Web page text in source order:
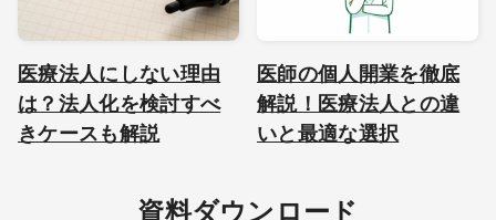
医療法人にしない理由
は？法人化を検討すべ
きケースも解説
医師の個人開業を徹底
解説！医療法人との違
いと最適な選択
資料ダウンロード